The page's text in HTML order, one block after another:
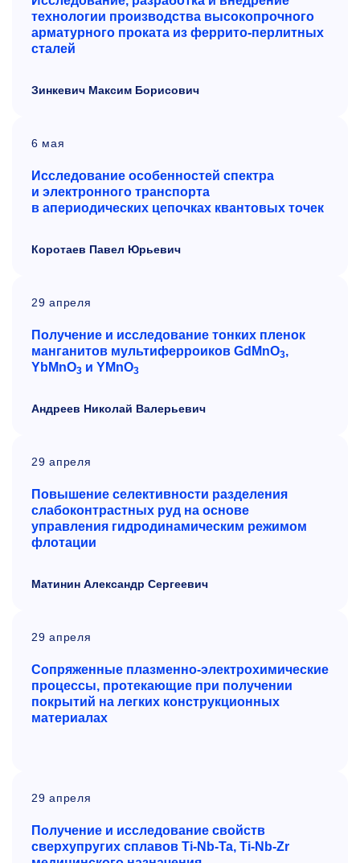
технологии производства высокопрочного
арматурного проката из феррито-перлитных
сталей
Зинкевич Максим Борисович
6 мая
Исследование особенностей спектра
и электронного транспорта
в апериодических цепочках квантовых точек
Коротаев Павел Юрьевич
29 апреля
Получение и исследование тонких пленок
манганитов мультиферроиков GdMnO3,
YbMnO3 и YMnO3
Андреев Николай Валерьевич
29 апреля
Повышение селективности разделения
слабоконтрастных руд на основе
управления гидродинамическим режимом
флотации
Матинин Александр Сергеевич
29 апреля
Сопряженные плазменно-электрохимические
процессы, протекающие при получении
покрытий на легких конструкционных
материалах
29 апреля
Получение и исследование свойств
сверхупругих сплавов Ti-Nb-Ta, Ti-Nb-Zr